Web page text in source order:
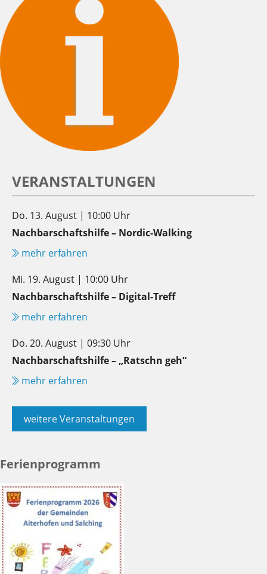
VERANSTALTUNGEN
Do. 13. August | 10:00 Uhr
Nachbarschaftshilfe – Nordic-Walking
mehr erfahren
Mi. 19. August | 10:00 Uhr
Nachbarschaftshilfe – Digital-Treff
mehr erfahren
Do. 20. August | 09:30 Uhr
Nachbarschaftshilfe – „Ratschn geh“
mehr erfahren
weitere Veranstaltungen
Ferienprogramm